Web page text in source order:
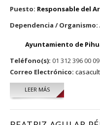
Puesto: Responsable del
Dependencia / Organismo:
Ayuntamiento de
Teléfono(s): 01 312 396 00
Correo Electrónico:
LEER MÁSSOBRE RUBÉN